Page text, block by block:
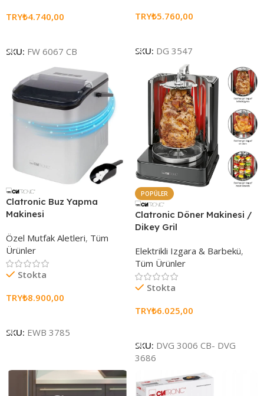
TRY₺4.740,00
SKU: FW 6067 CB
TRY₺5.760,00
SKU: DG 3547
Clatronic Buz Yapma
Makinesi
Özel Mutfak Aletleri, Tüm
Ürünler
Stokta
TRY₺8.900,00
SKU: EWB 3785
POPÜLER
Clatronic Döner Makinesi /
Dikey Gril
Elektrikli Izgara & Barbekü,
Tüm Ürünler
Stokta
TRY₺6.025,00
SKU: DVG 3006 CB- DVG
3686